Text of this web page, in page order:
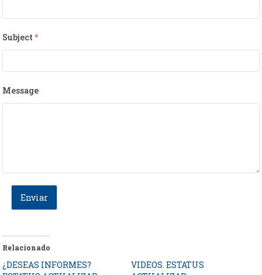
Subject*
Message
Enviar
Relacionado
¿DESEAS INFORMES?
VIDEOS. ESTATUS